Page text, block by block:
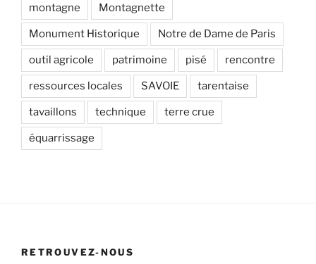
montagne Montagnette
Monument Historique Notre de Dame de Paris
outil agricole patrimoine pisé rencontre
ressources locales SAVOIE tarentaise
tavaillons technique terre crue
équarrissage
RETROUVEZ-NOUS